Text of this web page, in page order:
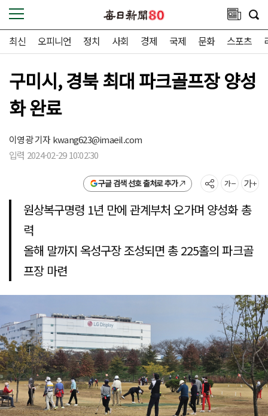
최신 오피니언 정치 사회 경제 국제 문화 스포츠
구미시, 경북 최대 파크골프장 양성
화 완료
이영광 기자kwang623@imaeil.com
입력 2024-02-29 10:02:30
구글 검색 선호 출처로 추가
원상복구명령 1년 만에 관계부처 오가며 양성화 총
력
올해 말까지 옥성구장 조성되면 총 225홀의 파크골
프장 마련